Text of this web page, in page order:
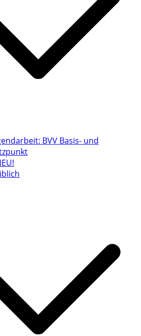
BVV Basis- und